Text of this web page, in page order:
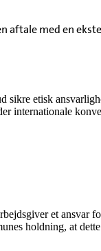
aftale med en
etisk
internationale
et ansvar
holdning, at